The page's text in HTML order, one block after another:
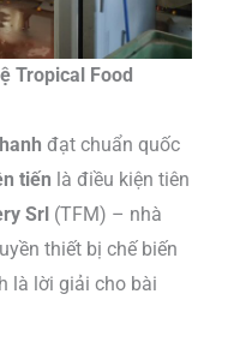
Tropical Food
đạt chuẩn quốc
tiến là điều kiện tiên
Srl (TFM) – nhà
thiết bị chế biến
là lời giải cho bài